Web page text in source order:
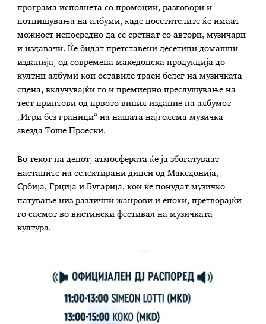
програма исполнета со промоции, разговори и
потпишувања на албуми, каде посетителите ќе имаат
можност непосредно да се сретнат со автори, музичари
и издавачи. Ќе бидат претставени десетици домашни
изданија, од современа македонска продукција до
култни албуми кои оставиле траен белег на музичката
сцена, вклучувајќи го и премиерно преслушување на
тест принтови од првото винил издание на албумот
„Игри без граници“ на нашата најголема музичка
ѕвезда Тоше Проески.
Во текот на денот, атмосферата ќе ја збогатуваат
настапите на селектирани диџеи од Македонија,
Србија, Грција и Бугарија, кои ќе понудат музичко
патување низ различни жанрови и епохи, претворајќи
го саемот во вистински фестивал на музичката
култура.